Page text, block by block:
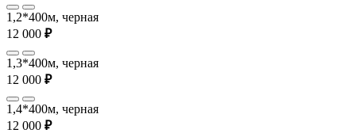
1,2*400м, черная
12 000 ₽
1,3*400м, черная
12 000 ₽
1,4*400м, черная
12 000 ₽